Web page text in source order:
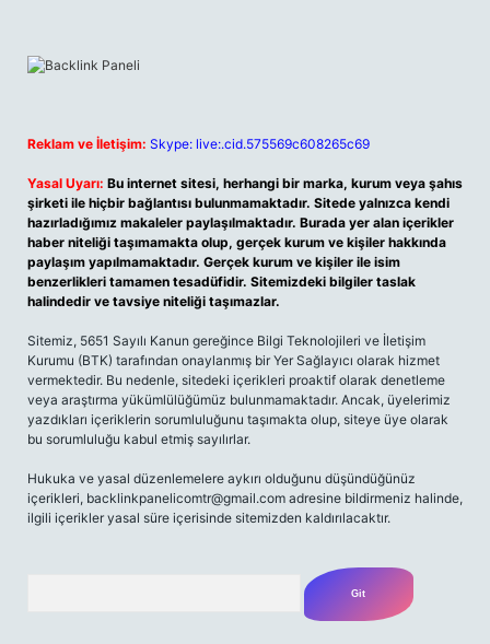
Reklam ve İletişim: Skype: live:.cid.575569c608265c69
Yasal Uyarı: Bu internet sitesi, herhangi bir marka, kurum veya şahıs
şirketi ile hiçbir bağlantısı bulunmamaktadır. Sitede yalnızca kendi
hazırladığımız makaleler paylaşılmaktadır. Burada yer alan içerikler
haber niteliği taşımamakta olup, gerçek kurum ve kişiler hakkında
paylaşım yapılmamaktadır. Gerçek kurum ve kişiler ile isim
benzerlikleri tamamen tesadüfidir. Sitemizdeki bilgiler taslak
halindedir ve tavsiye niteliği taşımazlar.
Sitemiz, 5651 Sayılı Kanun gereğince Bilgi Teknolojileri ve İletişim
Kurumu (BTK) tarafından onaylanmış bir Yer Sağlayıcı olarak hizmet
vermektedir. Bu nedenle, sitedeki içerikleri proaktif olarak denetleme
veya araştırma yükümlülüğümüz bulunmamaktadır. Ancak, üyelerimiz
yazdıkları içeriklerin sorumluluğunu taşımakta olup, siteye üye olarak
bu sorumluluğu kabul etmiş sayılırlar.
Hukuka ve yasal düzenlemelere aykırı olduğunu düşündüğünüz
içerikleri, backlinkpanelicomtr@gmail.com adresine bildirmeniz halinde,
ilgili içerikler yasal süre içerisinde sitemizden kaldırılacaktır.